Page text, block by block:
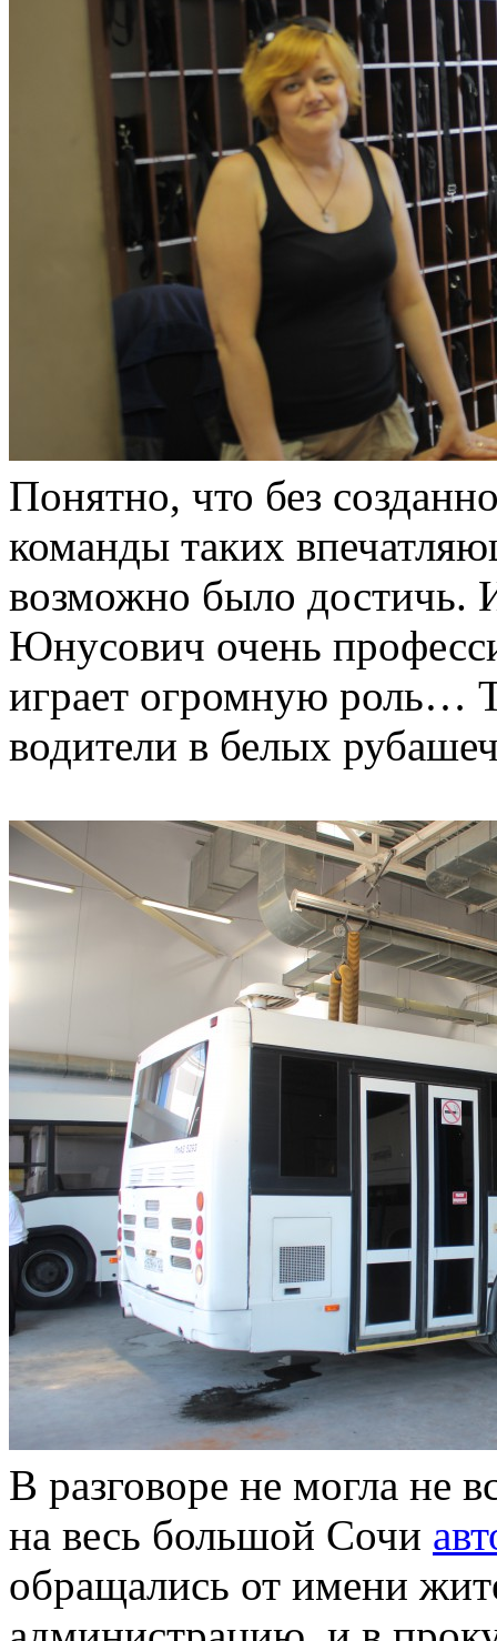
Понятно, что без
команды таких
возможно было достичь.
Юнусович очень
играет огромную роль…
водители в белых
В разговоре не могла не
на весь большой Сочи
обращались от имени